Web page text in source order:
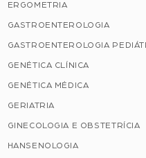
ERGOMETRIA
GASTROENTEROLOGIA
GASTROENTEROLOGIA
GENÉTICA CLÍNICA
GENÉTICA MÉDICA
GERIATRIA
GINECOLOGIA E OBSTETRÍCIA
HANSENOLOGIA